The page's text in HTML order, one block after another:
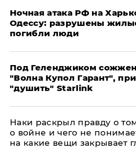
​Ночная атака РФ на
Одессу: разрушены
погибли люди
Под Геленджиком
"Волна Купол Гарант",
"душить" Starlink
Наки раскрыл правду о
о войне и чего не
на какие вещи закрывает